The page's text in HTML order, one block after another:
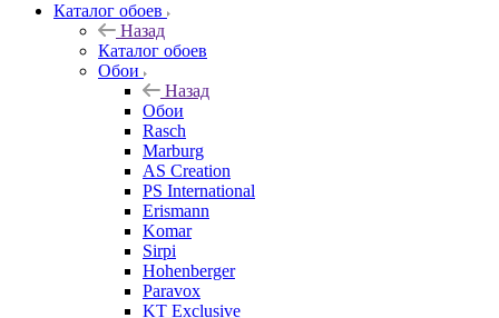
Каталог обоев
Назад
Каталог обоев
Обои
Назад
Обои
Rasch
Marburg
AS Creation
PS International
Erismann
Komar
Sirpi
Hohenberger
Paravox
KT Exclusive